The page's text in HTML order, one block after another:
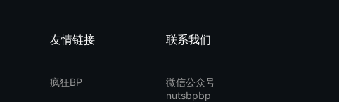
友情链接
疯狂BP
联系我们
微信公众号
nutsbpbp